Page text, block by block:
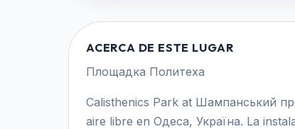
ACERCA DE ESTE LUGAR
Площадка Политеха
Calisthenics Park at Шампанський
aire libre en Одеса, Україна. La